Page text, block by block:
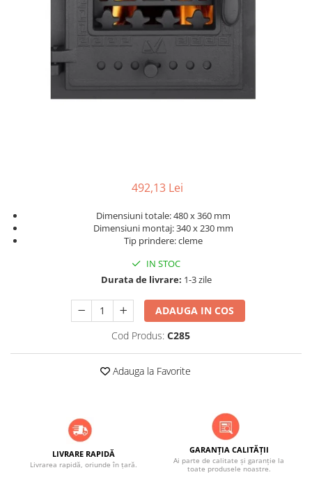
Vase pentru gătit din aluminiu
Vase pentru gătit din fontă
Vase pentru gătit din inox
Vase pentru gătit din oțel
COPERTINE ȘI PRELATE
Prelată impermeabilă din
Coșuri de fum din inox
Coșuri de fum din otel
PLASE DE UMBRIRE/ ANTIGRINDINĂ
PRODUSE PENTRU GRĂDINARIT
Irigații pentru grădină
492,13 Lei
Dimensiuni totale: 480 x 360 mm
Dimensiuni montaj: 340 x 230 mm
Tip prindere: cleme
IN STOC
Durata de livrare: 1-3 zile
ADAUGA IN COS
Cod Produs: C285
Adauga la Favorite
LIVRARE RAPIDĂ
Livrarea rapidă, oriunde în țară.
GARANȚIA CALITĂȚII
Ai parte de calitate și garanție la
toate produsele noastre.